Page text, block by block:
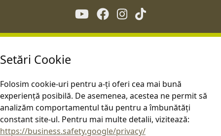
Setări Cookie
Folosim cookie-uri pentru a-ți oferi cea mai bună
experiență posibilă. De asemenea, acestea ne permit să
analizăm comportamentul tău pentru a îmbunătăți
constant site-ul. Pentru mai multe detalii, vizitează:
https://business.safety.google/privacy/